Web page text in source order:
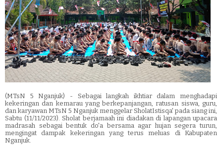
(MTsN 5 Nganjuk) - Sebagai langkah ikhtiar dalam menghadapi
kekeringan dan kemarau yang berkepanjangan, ratusan siswa, guru,
dan karyawan MTsN 5 Nganjuk menggelar SholatIstisqa' pada siang ini,
Sabtu (11/11/2023). Sholat berjamaah ini diadakan di lapangan upacara
madrasah sebagai bentuk do'a bersama agar hujan segera turun,
mengingat dampak kekeringan yang terus meluas di Kabupaten
Nganjuk.